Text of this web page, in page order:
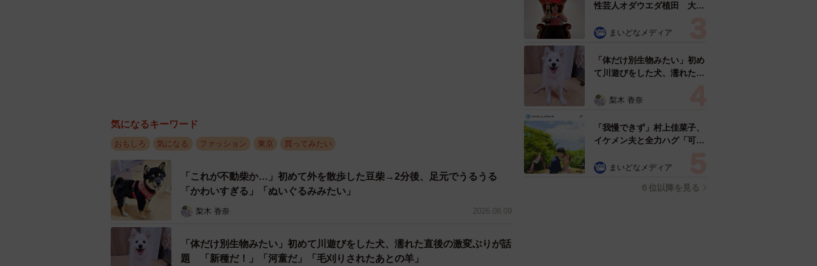
気になるキーワード
おもしろ 気になる ファッション 東京 買ってみたい
「これが不動柴か…」初めて外を散歩した豆柴→2分後、足元でうるうる
「かわいすぎる」「ぬいぐるみみたい」
梨木 香奈 2026.08.09
「体だけ別生物みたい」初めて川遊びをした犬、濡れた直後の激変ぶりが話
題 「新種だ！」「河童だ」「毛刈りされたあとの羊」
性芸人オダウエダ植田 大学
で」 まいどなメディア
「体だけ別生物みたい」初め
て川遊びをした犬、濡れた直
だ！」「河童だ」「毛刈りさ
梨木 香奈
「我慢できず」村上佳菜子、
イケメン夫と全力ハグ「可愛
まいどなメディア
６位以降を見る